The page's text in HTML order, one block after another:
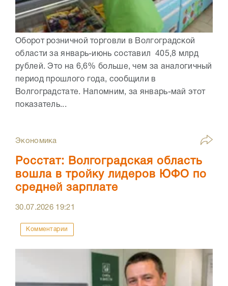
Оборот розничной торговли в Волгоградской
области за январь-июнь составил 405,8 млрд
рублей. Это на 6,6% больше, чем за аналогичный
период прошлого года, сообщили в
Волгоградстате. Напомним, за январь-май этот
показатель...
Экономика
Росстат: Волгоградская область
вошла в тройку лидеров ЮФО по
средней зарплате
30.07.2026 19:21
Комментарии